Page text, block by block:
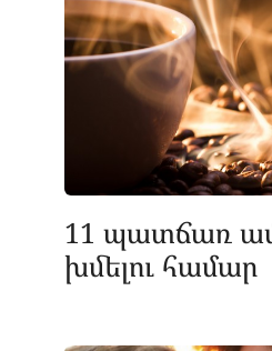
11 պատճառ
խմելու համար